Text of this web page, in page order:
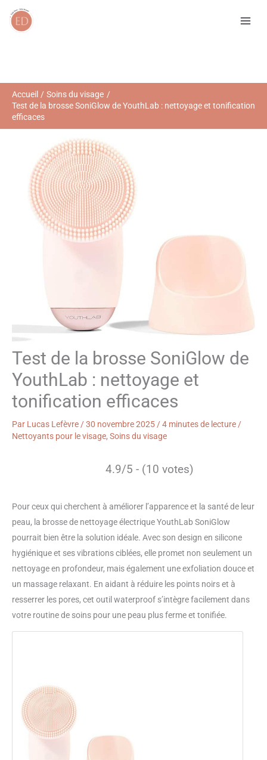
Accueil
Soins du visage
Test de la brosse SoniGlow de YouthLab : nettoyage et tonification
efficaces
Test de la brosse SoniGlow de
YouthLab : nettoyage et
tonification efficaces
Par Lucas Lefèvre/30 novembre 2025/4 minutes de lecture/
Nettoyants pour le visage, Soins du visage
4.9/5 - (10 votes)
Pour ceux qui cherchent à améliorer l’apparence et la santé de leur
peau, la brosse de nettoyage électrique YouthLab SoniGlow
pourrait bien être la solution idéale. Avec son design en silicone
hygiénique et ses vibrations ciblées, elle promet non seulement un
nettoyage en profondeur, mais également une exfoliation douce et
un massage relaxant. En aidant à réduire les points noirs et à
resserrer les pores, cet outil waterproof s’intègre facilement dans
votre routine de soins pour une peau plus ferme et tonifiée.
R
e
r
c